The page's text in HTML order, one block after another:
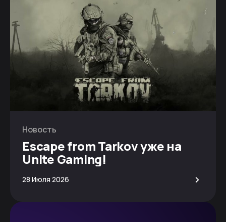
Новость
Escape from Tarkov уже на
Unite Gaming!
28 Июля 2026 >